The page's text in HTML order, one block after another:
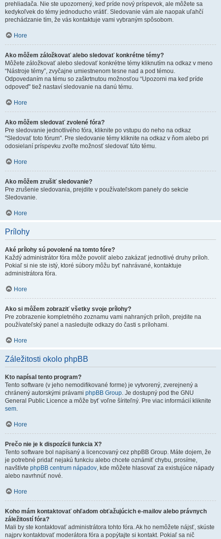
prehliadača. Nie ste upozornený, keď príde nový príspevok, ale môžete sa
kedykoľvek do témy jednoducho vrátiť. Sledovanie vám ale naopak uľahčí
prechádzanie tím, že vás kontaktuje vami vybraným spôsobom.
Hore
Ako môžem záložkovať alebo sledovať konkrétne témy?
Môžete záložkovať alebo sledovať konkrétne témy kliknutím na odkaz v meno
“Nástroje témy”, zvyčajne umiestnenom tesne nad a pod témou.
Odpovedaním na tému so zaškrtnutou možnosťou “Upozorni ma keď príde
odpoveď” tiež nastaví sledovanie na danú tému.
Hore
Ako môžem sledovať zvolené fóra?
Pre sledovanie jednotlivého fóra, kliknite po vstupu do neho na odkaz
"Sledovať toto fórum". Pre sledovanie témy kliknite na odkaz v ňom alebo pri
odosielaní príspevku zvoľte možnosť sledovať túto tému.
Hore
Ako môžem zrušiť sledovanie?
Pre zrušenie sledovania, prejdite v používateľskom panely do sekcie
Sledovanie.
Hore
Prílohy
Aké prílohy sú povolené na tomto fóre?
Každý administrátor fóra môže povoliť alebo zakázať jednotlivé druhy príloh.
Pokiaľ si nie ste istý, ktoré súbory môžu byť nahrávané, kontaktuje
administrátora fóra.
Hore
Ako si môžem zobraziť všetky svoje prílohy?
Pre zobrazenie kompletného zoznamu vami nahraných príloh, prejdite na
používateľský panel a nasledujte odkazy do časti s prílohami.
Hore
Záležitosti okolo phpBB
Kto napísal tento program?
Tento software (v jeho nemodifikované forme) je vytvorený, zverejnený a
chránený autorskými právami phpBB Group. Je dostupný pod the GNU
General Public Licence a môže byť voľne šíriteľný. Pre viac informácií kliknite
sem.
Hore
Prečo nie je k dispozícii funkcia X?
Tento software bol napísaný a licencovaný cez phpBB Group. Máte dojem, že
je potrebné pridať nejakú funkciu alebo chcete oznámiť chybu, prosíme,
navštívte phpBB centrum nápadov, kde môžete hlasovať za existujúce nápady
alebo navrhnúť nové.
Hore
Koho mám kontaktovať ohľadom obťažujúcich e-mailov alebo právnych
záležitostí fóra?
Mali by ste kontaktovať administrátora tohto fóra. Ak ho nemôžete nájsť, skúste
najprv kontaktovať moderátora fóra a popýtajte si kontakt. Pokiaľ sa nič